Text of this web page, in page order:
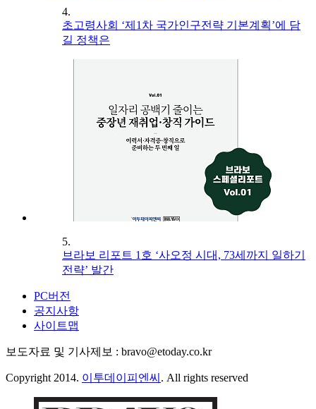
4.
초고령사회 ‘제1차 국가인구전략 기본계획’에 담
길 정책은
5.
브라보 리포트 1호 ‘사오정 시대, 73세까지 일하기
전략’ 발간
PC버전
공지사항
사이트맵
보도자료 및 기사제보 : bravo@etoday.co.kr
Copyright 2014. 이투데이피엔씨 . All rights reserved